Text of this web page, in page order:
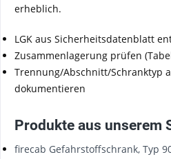
erheblich.
LGK aus Sicherheitsdatenblatt
Zusammenlagerung prüfen
Trennung/Abschnitt/Schranktyp
dokumentieren
Produkte aus unserem
firecab Gefahrstoffschrank, Typ